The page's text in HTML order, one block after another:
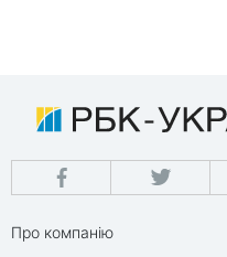
Про компанію